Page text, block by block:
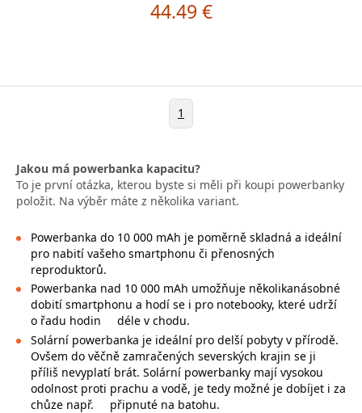
44.49 €
1
Jakou má powerbanka kapacitu?
To je první otázka, kterou byste si měli při koupi powerbanky
položit. Na výběr máte z několika variant.
Powerbanka do 10 000 mAh je poměrně skladná a ideální
pro nabití vašeho smartphonu či přenosných
reproduktorů.
Powerbanka nad 10 000 mAh umožňuje několikanásobné
dobití smartphonu a hodí se i pro notebooky, které udrží
o řadu hodin
déle v chodu.
Solární powerbanka je ideální pro delší pobyty v přírodě.
Ovšem do věčně zamračených severských krajin se ji
příliš nevyplatí brát. Solární powerbanky mají vysokou
odolnost proti prachu a vodě, je tedy možné je dobíjet i za
chůze např.
připnuté na batohu.